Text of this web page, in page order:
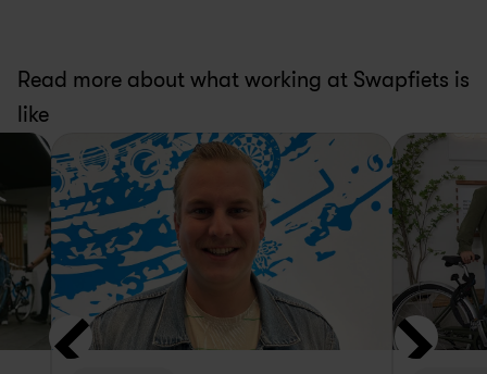
Read more about what working at Swapfiets is
like